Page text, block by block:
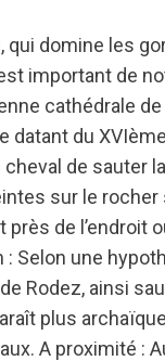
domine les
important de
cathédrale
du
de sauter
sur le rocher
près de
Selon une
Rodez, ainsi
plus
A proximité :